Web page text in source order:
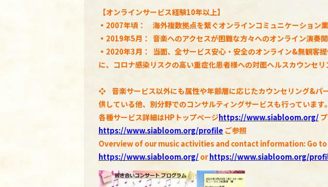
【オンラインサービス経験10年以上】
▪2007年頃： 海外複数拠点を繋ぐオンラインコミュニケーション
▪2019年5月： 音楽へのアクセスが困難な方々へのオンライン演奏
▪2020年3月： 当面、全サービス安心・安全のオンライン&無観客
に、コロナ感染リスクの高い重症化患者様への対面ヘルスカウンセ
❖
音楽サービス以外にも属性や年齢層に応じたカウンセリング&パ
供している他、別分野でのコンサルティングサービスも行っています。
各種サービス詳細はHPトップページhttps://www.siabloom.org/
https://www.siabloom.org/profile ご参照
Overview of our music activities and contact information: Go to
https://www.siabloom.org/orhttps://www.siabloom.org/